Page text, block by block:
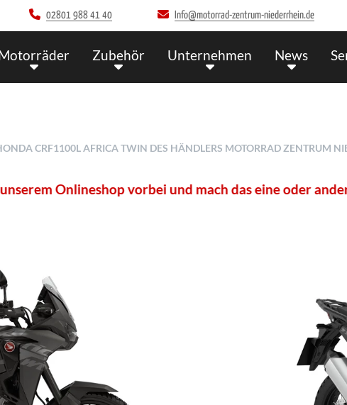
02801 988 41 40 Info@motorrad-zentrum-niederrhein.de
Zubehör Unternehmen News
CRF1100L AFRICA TWIN DES HÄNDLERS MOTORRAD ZENTRUM
vorbei und mach das eine oder andere